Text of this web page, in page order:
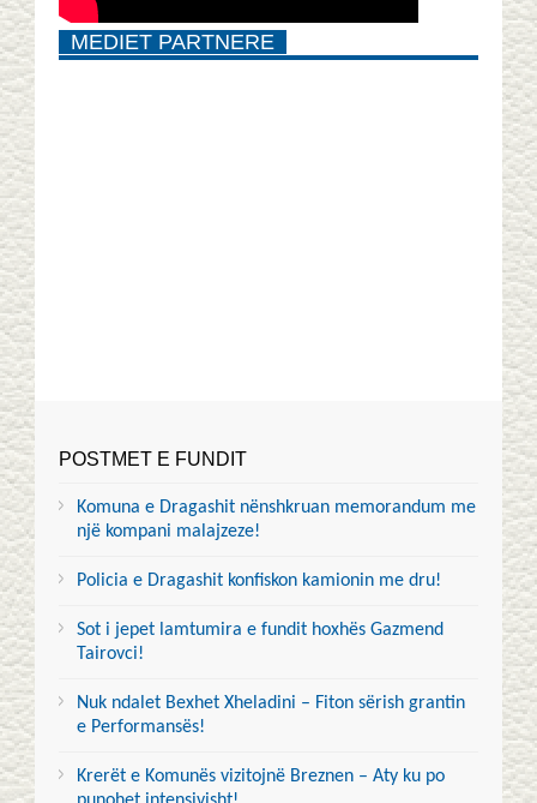
MEDIET PARTNERE
POSTMET E FUNDIT
Komuna e Dragashit nënshkruan memorandum me
një kompani malajzeze!
Policia e Dragashit konfiskon kamionin me dru!
Sot i jepet lamtumira e fundit hoxhës Gazmend
Tairovci!
Nuk ndalet Bexhet Xheladini – Fiton sërish grantin
e Performansës!
Krerët e Komunës vizitojnë Breznen – Aty ku po